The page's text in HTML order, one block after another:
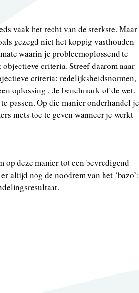
vaak het recht van de sterkste. Maar
gezegd niet het koppig vasthouden
waarin je probleemoplossend te
criteria. Streef daarom naar
criteria: redelijksheidsnormen,
oplossing , de benchmark of de wet.
passen. Op die manier onderhandel je
niets toe te geven wanneer je werkt
op deze manier tot een bevredigend
altijd nog de noodrem van het ‘bazo’: